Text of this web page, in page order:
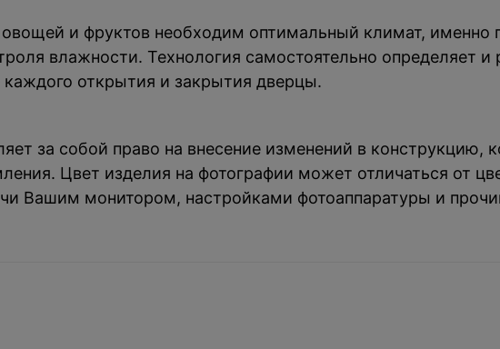
и фруктов необходим оптимальный климат, именно
влажности. Технология самостоятельно определяет и
каждого открытия и закрытия дверцы.
за собой право на внесение изменений в конструкцию,
Цвет изделия на фотографии может отличаться от
Вашим монитором, настройками фотоаппаратуры и